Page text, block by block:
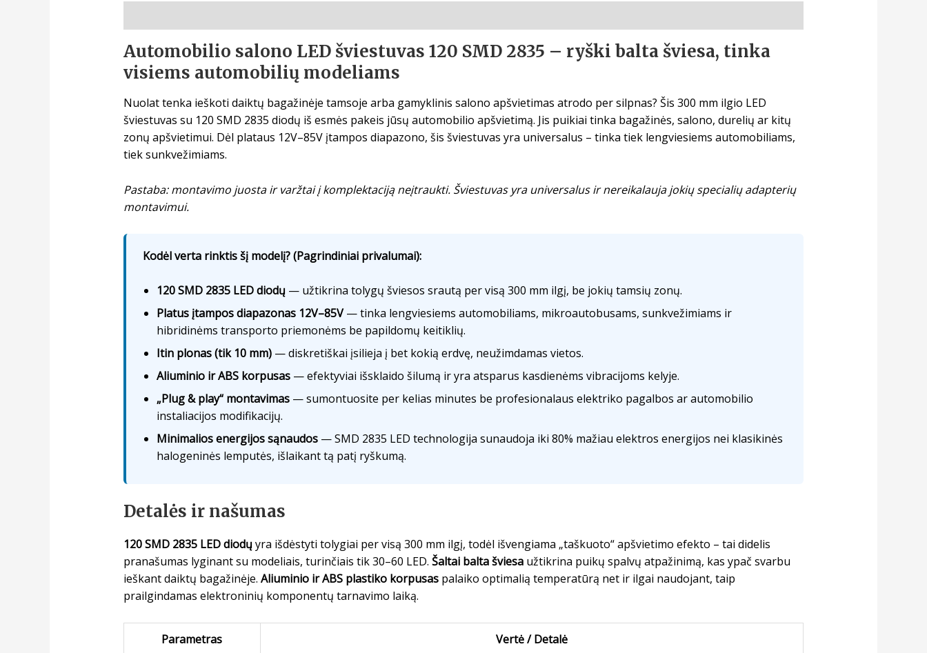
Automobilio salono LED šviestuvas 120 SMD 2835 – ryški balta šviesa, tinka
visiems automobilių modeliams
Nuolat tenka ieškoti daiktų bagažinėje tamsoje arba gamyklinis salono apšvietimas atrodo per silpnas? Šis 300 mm ilgio LED
šviestuvas su 120 SMD 2835 diodų iš esmės pakeis jūsų automobilio apšvietimą. Jis puikiai tinka bagažinės, salono, durelių ar kitų
zonų apšvietimui. Dėl plataus 12V–85V įtampos diapazono, šis šviestuvas yra universalus – tinka tiek lengviesiems automobiliams,
tiek sunkvežimiams.
Pastaba: montavimo juosta ir varžtai į komplektaciją neįtraukti. Šviestuvas yra universalus ir nereikalauja jokių specialių adapterių
montavimui.
Kodėl verta rinktis šį modelį? (Pagrindiniai privalumai):
120 SMD 2835 LED diodų— užtikrina tolygų šviesos srautą per visą 300 mm ilgį, be jokių tamsių zonų.
Platus įtampos diapazonas 12V–85V— tinka lengviesiems automobiliams, mikroautobusams, sunkvežimiams ir
hibridinėms transporto priemonėms be papildomų keitiklių.
Itin plonas (tik 10 mm)— diskretiškai įsilieja į bet kokią erdvę, neužimdamas vietos.
Aliuminio ir ABS korpusas— efektyviai išsklaido šilumą ir yra atsparus kasdienėms vibracijoms kelyje.
„Plug & play“ montavimas— sumontuosite per kelias minutes be profesionalaus elektriko pagalbos ar automobilio
instaliacijos modifikacijų.
Minimalios energijos sąnaudos— SMD 2835 LED technologija sunaudoja iki 80% mažiau elektros energijos nei klasikinės
halogeninės lemputės, išlaikant tą patį ryškumą.
Detalės ir našumas
120 SMD 2835 LED diodųyra išdėstyti tolygiai per visą 300 mm ilgį, todėl išvengiama „taškuoto“ apšvietimo efekto – tai didelis
pranašumas lyginant su modeliais, turinčiais tik 30–60 LED. Šaltai balta šviesaužtikrina puikų spalvų atpažinimą, kas ypač svarbu
ieškant daiktų bagažinėje. Aliuminio ir ABS plastiko korpusaspalaiko optimalią temperatūrą net ir ilgai naudojant, taip
prailgindamas elektroninių komponentų tarnavimo laiką.
Parametras Vertė / Detalė